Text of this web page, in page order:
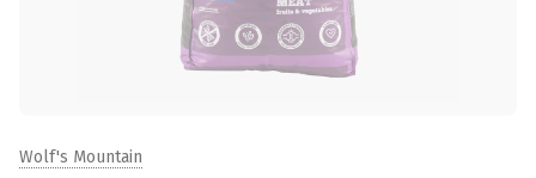
Wolf's Mountain